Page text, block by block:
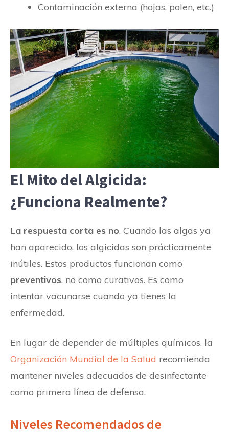
Contaminación externa (hojas, polen, etc.)
El Mito del Algicida:
¿Funciona Realmente?
La respuesta corta es no. Cuando las algas ya
han aparecido, los algicidas son prácticamente
inútiles. Estos productos funcionan como
preventivos, no como curativos. Es como
intentar vacunarse cuando ya tienes la
enfermedad.
En lugar de depender de múltiples químicos, la
Organización Mundial de la Salud recomienda
mantener niveles adecuados de desinfectante
como primera línea de defensa.
Niveles Recomendados de